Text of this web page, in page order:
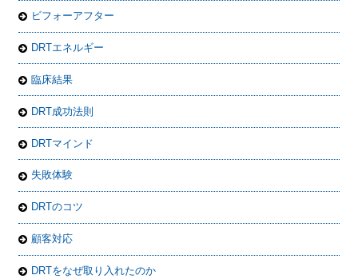
ビフォーアフター
DRTエネルギー
臨床結果
DRT成功法則
DRTマインド
失敗体験
DRTのコツ
顧客対応
DRTをなぜ取り入れたのか